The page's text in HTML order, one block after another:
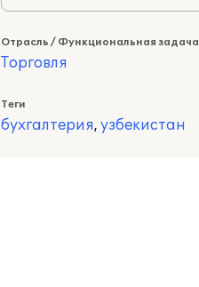
Отрасль / Функциональная задача
Торговля
Теги
бухгалтерия, узбекистан